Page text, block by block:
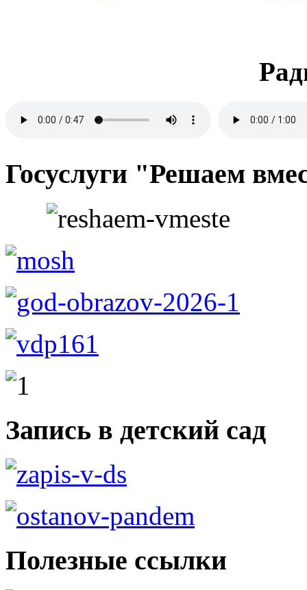
Госуслуги "Решаем
Запись в детский сад
Полезные ссылки